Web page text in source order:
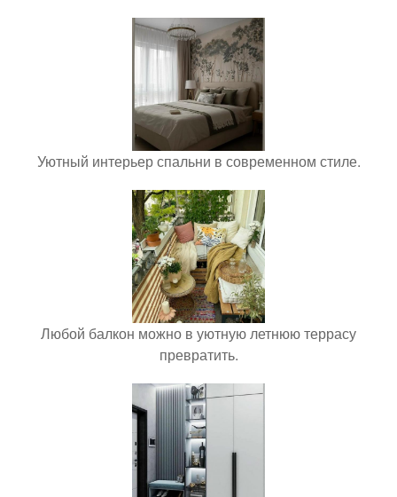
Уютный интерьер спальни в современном стиле.
Любой балкон можно в уютную летнюю террасу
превратить.